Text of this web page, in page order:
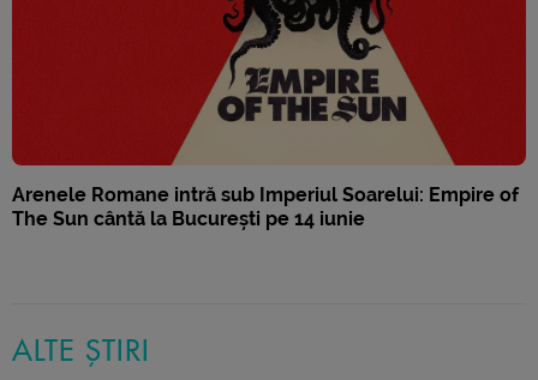
Arenele Romane intră sub Imperiul Soarelui: Empire of
The Sun cântă la București pe 14 iunie
ALTE ȘTIRI